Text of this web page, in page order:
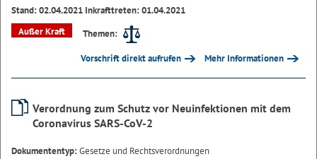
Stand: 02.04.2021 Inkrafttreten: 01.04.2021
Außer Kraft
Themen:
Vorschrift direkt aufrufen Mehr Informationen
Verordnung zum Schutz vor Neuinfektionen mit dem
Coronavirus SARS-CoV-2
Dokumententyp:Gesetze und Rechtsverordnungen